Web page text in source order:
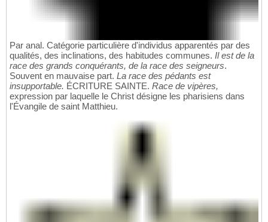
Par anal. Catégorie particulière d'individus apparentés par des
qualités, des inclinations, des habitudes communes. Il est de la
race des grands conquérants, de la race des seigneurs.
Souvent en mauvaise part. La race des pédants est
insupportable. ÉCRITURE SAINTE. Race de vipères,
expression par laquelle le Christ désigne les pharisiens dans
l'Évangile de saint Matthieu.